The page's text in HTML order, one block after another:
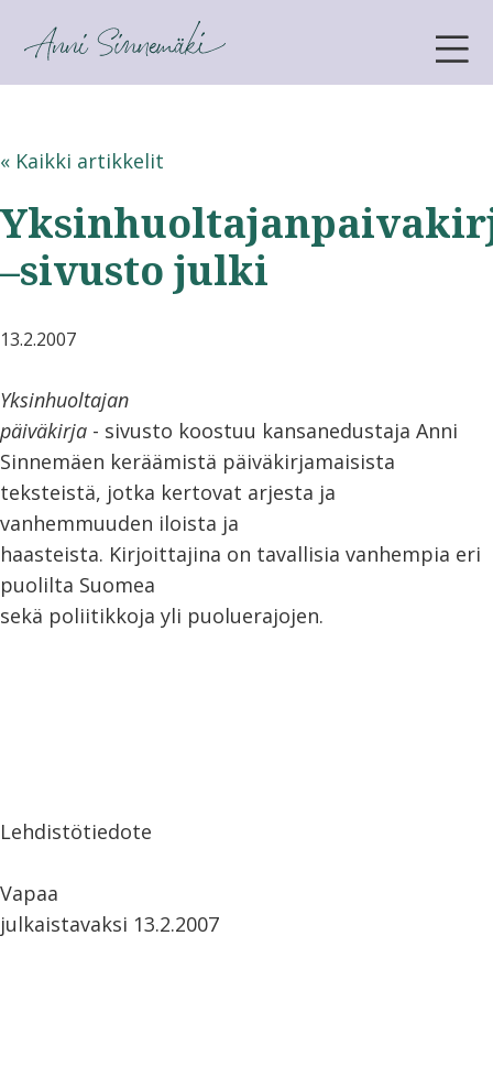
ANNI SINNEMÄKI
« Kaikki artikkelit
–sivusto julki
13.2.2007
Yksinhuoltajan
päiväkirja - sivusto koostuu kansanedustaja Anni
Sinnemäen keräämistä päiväkirjamaisista
teksteistä, jotka kertovat arjesta ja
vanhemmuuden iloista ja
haasteista. Kirjoittajina on tavallisia vanhempia eri
puolilta Suomea
sekä poliitikkoja yli puoluerajojen.
Lehdistötiedote
Vapaa
julkaistavaksi 13.2.2007